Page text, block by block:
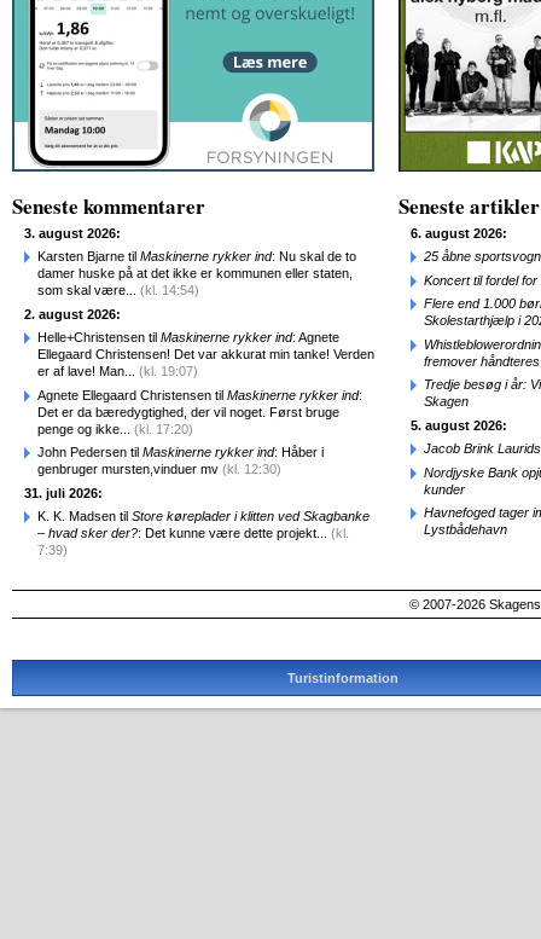
Seneste kommentarer
3. august 2026:
Karsten Bjarne til Maskinerne rykker ind: Nu skal de to
damer huske på at det ikke er kommunen eller staten,
som skal være... (kl. 14:54)
2. august 2026:
Helle+Christensen til Maskinerne rykker ind: Agnete
Ellegaard Christensen! Det var akkurat min tanke! Verden
er af lave! Man... (kl. 19:07)
Agnete Ellegaard Christensen til Maskinerne rykker ind:
Det er da bæredygtighed, der vil noget. Først bruge
penge og ikke... (kl. 17:20)
John Pedersen til Maskinerne rykker ind: Håber i
genbruger mursten,vinduer mv (kl. 12:30)
31. juli 2026:
K. K. Madsen til Store køreplader i klitten ved Skagbanke
– hvad sker der?: Det kunne være dette projekt... (kl.
7:39)
Seneste artikler
6. august 2026:
25 åbne
Koncert til fordel
Flere end 1.000
Skolestarthjælp i
fremover
Tredje besøg i år:
Skagen
5. august 2026:
Jacob Brink
Nordjyske Bank
kunder
Havnefoged tager
Lystbådehavn
© 2007-2026
Turistinformation